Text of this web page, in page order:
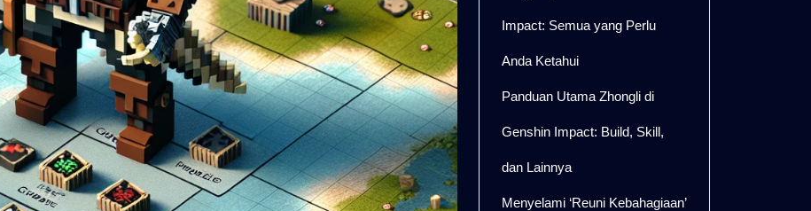
Impact: Semua yang Perlu
Anda Ketahui
Panduan Utama Zhongli di
Genshin Impact: Build, Skill,
dan Lainnya
Menyelami ‘Reuni Kebahagiaan’